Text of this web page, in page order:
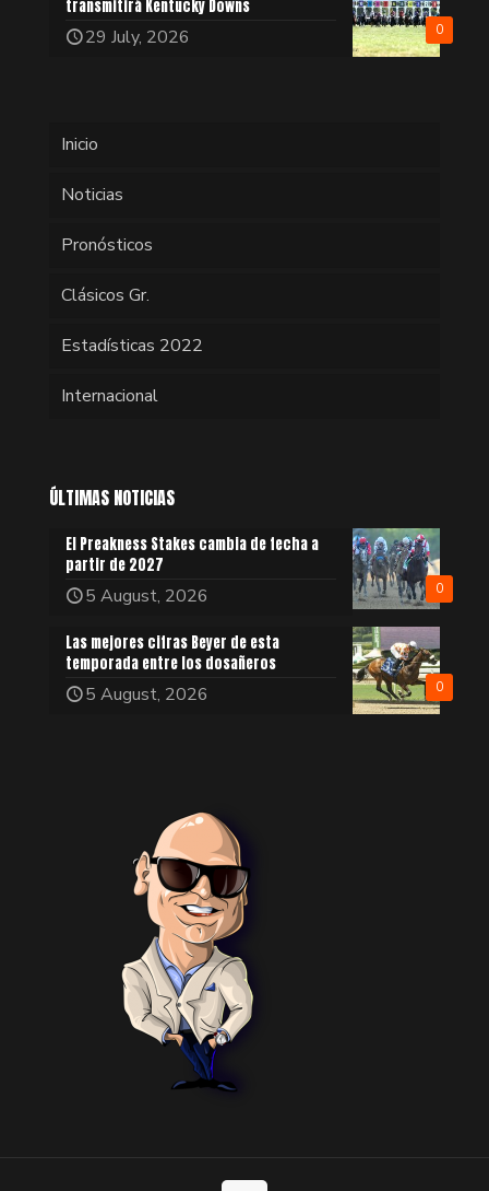
0
transmitirá Kentucky Downs
29 July, 2026
Inicio
Noticias
Pronósticos
Clásicos Gr.
Estadísticas 2022
Internacional
ÚLTIMAS NOTICIAS
0
El Preakness Stakes cambia de fecha a
partir de 2027
5 August, 2026
0
Las mejores cifras Beyer de esta
temporada entre los dosañeros
5 August, 2026